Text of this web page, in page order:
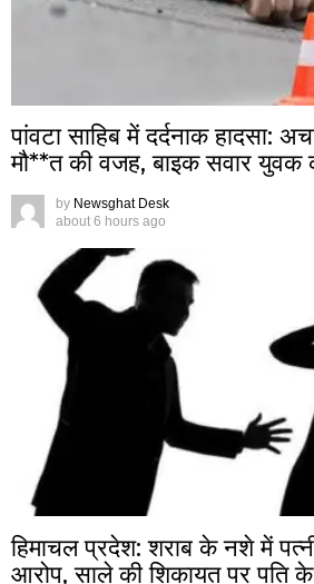
पांवटा साहिब में दर्दनाक हादसा:
मौ**त की वजह, बाइक सवार युवक
by Newsghat Desk
about 6 hours ago
हिमाचल प्रदेश: शराब के नशे में
आरोप, साले की शिकायत पर पति